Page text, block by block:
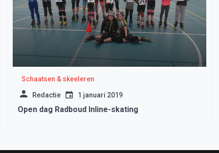
Schaatsen & skeeleren
Redactie 1 januari 2019
Open dag Radboud Inline-skating